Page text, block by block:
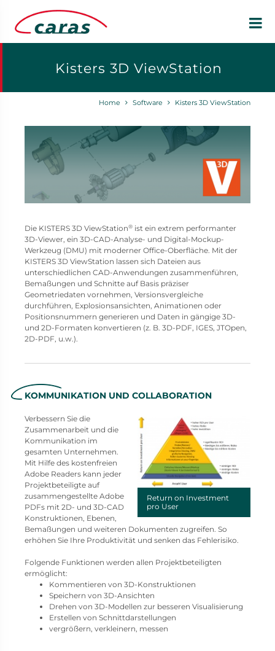
Kisters 3D ViewStation
Home Software Kisters 3D ViewStation
Die KISTERS 3D ViewStation® ist ein extrem performanter
3D-Viewer, ein 3D-CAD-Analyse- und Digital-Mockup-
Werkzeug (DMU) mit moderner Office-Oberfläche. Mit der
KISTERS 3D ViewStation lassen sich Dateien aus
unterschiedlichen CAD-Anwendungen zusammenführen,
Bemaßungen und Schnitte auf Basis präziser
Geometriedaten vornehmen, Versionsvergleiche
durchführen, Explosionsansichten, Animationen oder
Positionsnummern generieren und Daten in gängige 3D-
und 2D-Formaten konvertieren (z. B. 3D-PDF, IGES, JTOpen,
2D-PDF, u.w.).
KOMMUNIKATION UND COLLABORATION
Return on Investment
pro User
Verbessern Sie die
Zusammenarbeit und die
Kommunikation im
gesamten Unternehmen.
Mit Hilfe des kostenfreien
Adobe Readers kann jeder
Projektbeteiligte auf
zusammengestellte Adobe
PDFs mit 2D- und 3D-CAD
Konstruktionen, Ebenen,
Bemaßungen und weiteren Dokumenten zugreifen. So
erhöhen Sie Ihre Produktivität und senken das Fehlerisiko.
Folgende Funktionen werden allen Projektbeteiligten
ermöglicht:
Kommentieren von 3D-Konstruktionen
Speichern von 3D-Ansichten
Drehen von 3D-Modellen zur besseren Visualisierung
Erstellen von Schnittdarstellungen
vergrößern, verkleinern, messen